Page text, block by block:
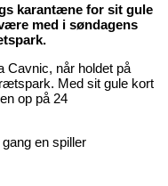
karantæne for sit gule
med i søndagens
Cavnic, når holdet på
Med sit gule kort
op på 24
en spiller